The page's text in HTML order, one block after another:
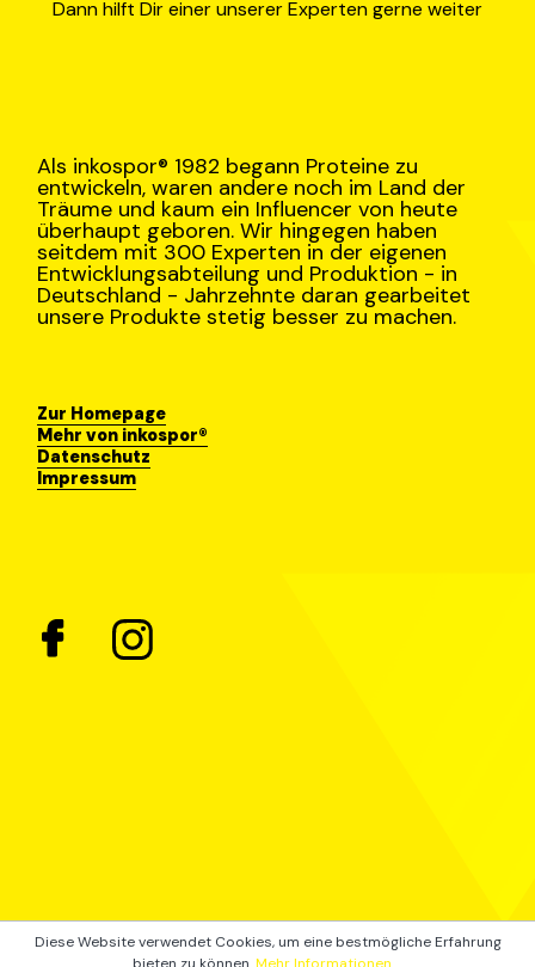
Dann hilft Dir einer unserer Experten gerne weiter
Als inkospor® 1982 begann Proteine zu
entwickeln, waren andere noch im Land der
Träume und kaum ein Influencer von heute
überhaupt geboren. Wir hingegen haben
seitdem mit 300 Experten in der eigenen
Entwicklungsabteilung und Produktion - in
Deutschland - Jahrzehnte daran gearbeitet
unsere Produkte stetig besser zu machen.
Zur Homepage
Mehr von inkospor®
Datenschutz
Impressum
Diese Website verwendet Cookies, um eine bestmögliche Erfahrung